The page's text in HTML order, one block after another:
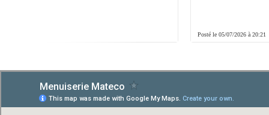
Posté le 05/07/2026 à 20:21